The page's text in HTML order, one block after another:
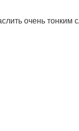
очень тонким